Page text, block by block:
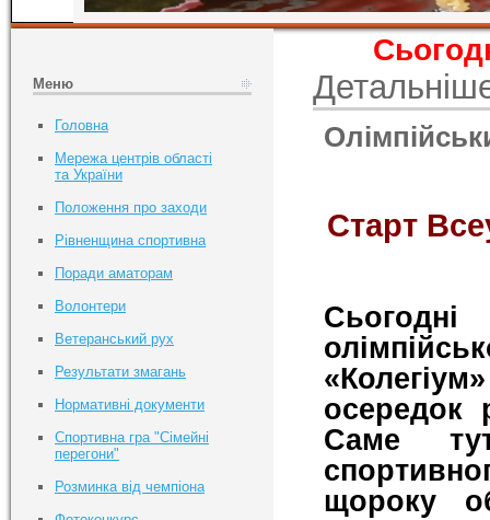
Старт
осередок
Саме
щороку
Меню
Головна
Мережа центрів області
та України
Положення про заходи
Рівненщина спортивна
Поради аматорам
Волонтери
Ветеранський рух
Результати змагань
Нормативні документи
Спортивна гра "Сімейні
перегони"
Розминка від чемпіона